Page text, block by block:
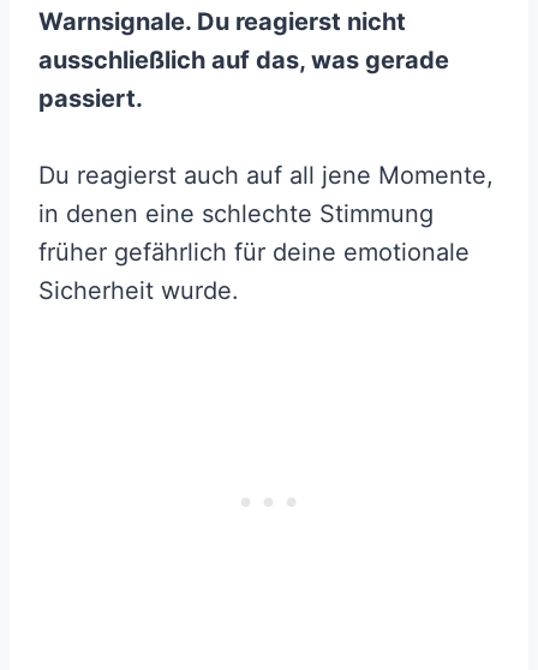
Warnsignale. Du reagierst nicht
ausschließlich auf das, was gerade
passiert.
Du reagierst auch auf all jene Momente,
in denen eine schlechte Stimmung
früher gefährlich für deine emotionale
Sicherheit wurde.